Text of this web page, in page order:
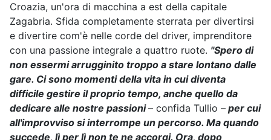
Croazia, un'ora di macchina a est della capitale
Zagabria. Sfida completamente sterrata per divertirsi
e divertire com'è nelle corde del driver, imprenditore
con una passione integrale a quattro ruote. "Spero di
non essermi arrugginito troppo a stare lontano dalle
gare. Ci sono momenti della vita in cui diventa
difficile gestire il proprio tempo, anche quello da
dedicare alle nostre passioni– confida Tullio – per cui
all'improvviso si interrompe un percorso. Ma quando
succede, lì per lì non te ne accorgi. Ora, dopo